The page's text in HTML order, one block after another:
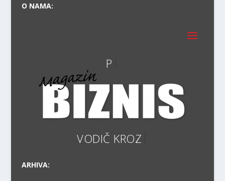
O NAMA:
ARHIVA: